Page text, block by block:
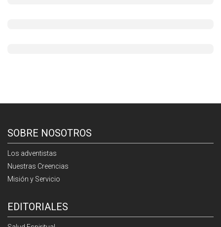
SOBRE NOSOTROS
Los adventistas
Nuestras Creencias
Misión y Servicio
EDITORIALES